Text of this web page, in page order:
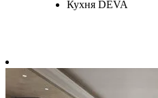
Кухня DEVA